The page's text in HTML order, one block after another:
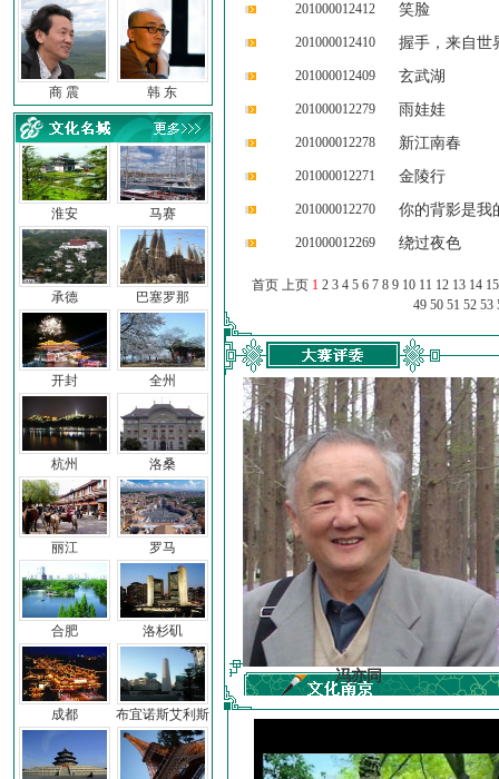
商 震 韩 东
淮安
承德
开封
杭州
丽江
合肥
成都
马赛
巴塞罗那
全州
洛桑
罗马
洛杉矶
布宜诺斯艾利斯
201000012412 笑脸
201000012410 握手，来自世
201000012409 玄武湖
201000012279 雨娃娃
201000012278 新江南春
201000012271 金陵行
201000012270 你的背影是我
201000012269 绕过夜色
首页 上页 1 2 3 4 5 6 7 8 9 10 11 12 13 14 15
49 50 51 52 53
前子 冯亦同